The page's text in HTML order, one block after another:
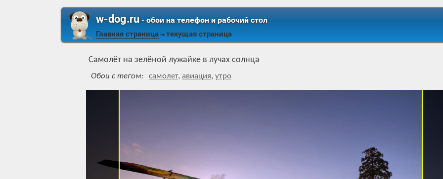
w-dog.ru- обои на телефон и рабочий стол
Главная страница ⇒ текущая страница
Самолёт на зелёной лужайке в лучах солнца
Обои с тегом: самолет, авиация, утро